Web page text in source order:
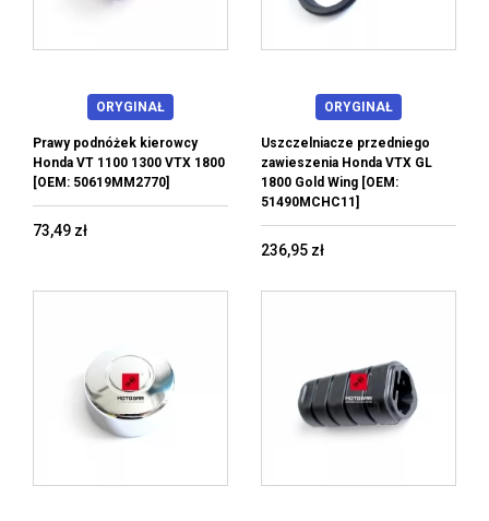
ORYGINAŁ
Prawy podnóżek kierowcy
Honda VT 1100 1300 VTX 1800
[OEM: 50619MM2770]
73,49 zł
ORYGINAŁ
Uszczelniacze przedniego
zawieszenia Honda VTX GL
1800 Gold Wing [OEM:
51490MCHC11]
236,95 zł